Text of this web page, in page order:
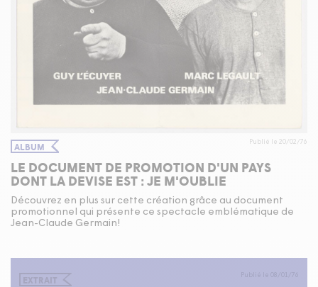
ALBUM Publié le 20/02/76
LE DOCUMENT DE PROMOTION D'UN PAYS
DONT LA DEVISE EST : JE M'OUBLIE
Découvrez en plus sur cette création grâce au document
promotionnel qui présente ce spectacle emblématique de
Jean-Claude Germain!
EXTRAIT Publié le 08/01/76